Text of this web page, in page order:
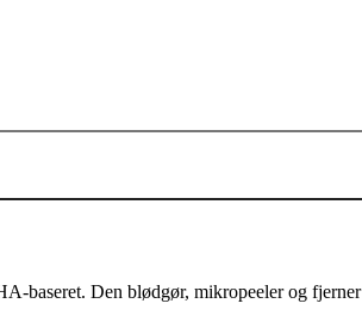
baseret. Den blødgør, mikropeeler og fjerner